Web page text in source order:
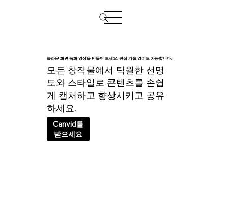
놀라운 화면 녹화 영상을 만들어 보세요. 편집 기술 없이도 가능합니다.
모든 창작물에서 탁월한 선명
도와 스타일로 콘텐츠를 손쉽
게 캡처하고 향상시키고 공유
하세요.
Canvid를
받으세요